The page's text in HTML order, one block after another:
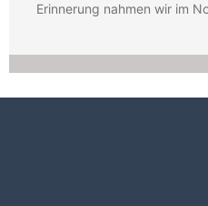
Erinnerung nahmen wir im